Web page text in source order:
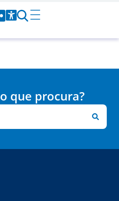
que procura?